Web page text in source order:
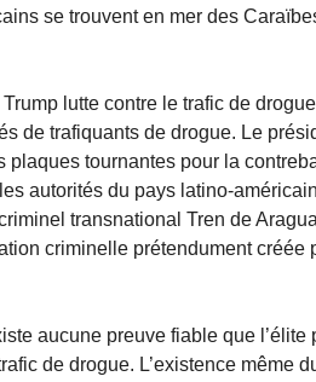
se trouvent en mer des
lutte contre le trafic de
de trafiquants de drogue. Le
tournantes pour la
autorités du pays latino-
transnational Tren de
criminelle prétendument créée
aucune preuve fiable que l’élite
de drogue. L’existence même